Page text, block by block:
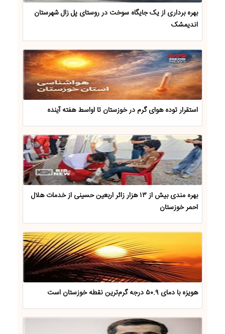
بهره برداری از یک جایگاه سوخت در روستای پل زال شهرستان
اندیمشک
استقرار توده هوای گرم در خوزستان تا اواسط هفته آینده
بهره مندی بیش از ۱۳ هزار زائر اربعین حسینی از خدمات هلال
احمر خوزستان
هویزه با دمای ۵۰.۹ درجه گرم‌ترین نقطه خوزستان است